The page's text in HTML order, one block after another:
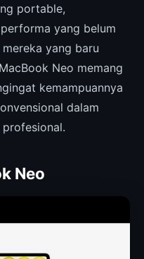
portable,
yang belum
yang baru
Neo memang
kemampuannya
dalam
Neo